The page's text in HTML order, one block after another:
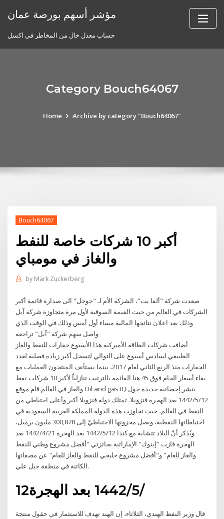
مؤشر أسهم بورصة عمان
حساب معدل خال من المخاطر في اكسل
Category Bouch64067
Home Archive by category "Bouch64067"
Bouch64067
أكبر 10 شركات خاصة للنفط
والغاز في مومباي
by Mark Zuckerberg
صعدت شركة "ألفا بت"، الشركة الأم لـ "جوجل" الى صدارة قائمة أكبر
الشركات في العالم من حيث القيمة السوقية لأول مرة متجاوزة شركة آبل
وذلك بعد اعلان نتائجها المالية مساء أول أمس وذلك في الوقت الذي
واصل سهم شركة "آبل" تراجعه
أضافت شركات الطاقة الأميركية هذا الأسبوع حفارات للنفط والغاز
الطبيعي لسادس أسبوع على التوالي لتسجل أكبر زيادة فصلية لعدد
الحفارات منذ الربع الثاني لعام 2017، بينما يستأنف المنتجون العمليات مع
بقاء أسعار الخام فوق 45 هنا القائمة بالترتيب تنازلياً لأكبر 10 شركات نفط
والغاز في العالم.قام موقع Oil and gas IQ بنشر إحصائية جديدة حول
12‏‏/5‏‏/1442 بعد الهجرة فنزويلا. تمتلك دولة فنزويلا أكبر وأعلى احتياطي من
النفط في العالم، حيث تجاوزت هذه الدولة المملكة العربية السعودية في
احتياطاتها النفطية، ويصل مخزونها الاحتياطيّ إلى 300,878 مليون برميل،
ويُذكر أنّ البلاد تتشابه مع كندا 12‏‏/5‏‏/1442 بعد الهجرة 21‏‏/4‏‏/1442 بعد
الهجرة فازت "إينوك" الإماراتية بجائزتي "أفضل مشروع وطني للنفط
والغاز للعام" و"أفضل مشروع خليجي للنفط والغاز للعام" عن مصفاتها
الكائنة في منطقة جبل علي.
12‏‏/5‏‏/1442 بعد الهجرة
قال وزير النفط الهندي، الثلاثاء، إن الهند تهدف للاستثمار في حقول منتجة